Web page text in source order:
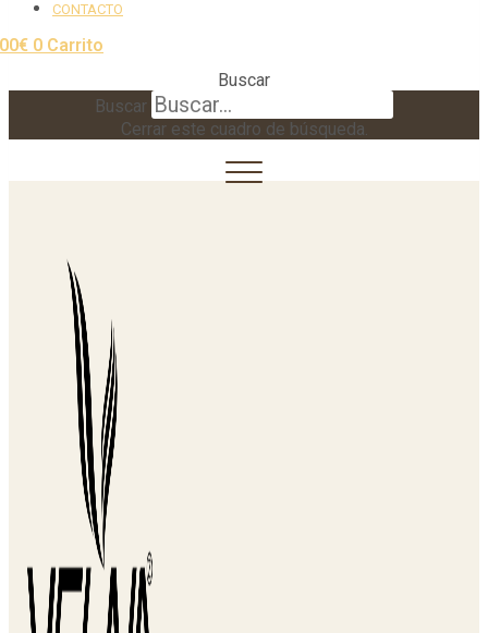
CONTACTO
€ 0 Carrito
Buscar
Buscar
Cerrar este cuadro de búsqueda.